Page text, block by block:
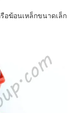
อฆ้อนเหล็กขนาดเล็ก